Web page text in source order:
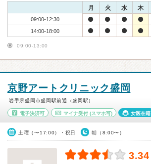
月 火 水 木
09:00-12:30
14:00-18:00
09:00-13:00
京野アートクリニック盛岡
岩手県盛岡市盛岡駅前通（盛岡駅）
電子決済可 マイナ受付(スマホ可) 女医在籍
土曜（〜17:00）・祝日 朝（8:00〜）
3.34